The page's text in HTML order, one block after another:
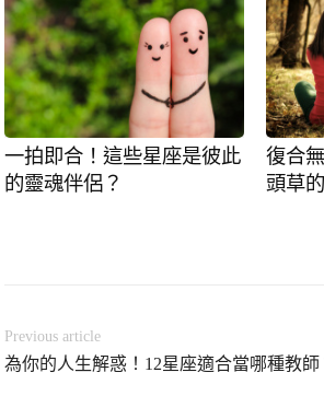
一拍即合！這些星座是彼此
的靈魂伴侶？
復合
頭草
Previous article
為你的人生解惑！12星座適合當哪種教師